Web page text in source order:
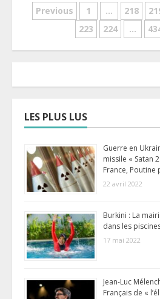
Pagination
Previous 1 … 218
223
224 …
LES PLUS LUS
Guerre en
missile « Satan
France, Poutine
22 avril 2022
Burkini : La
dans les
17 mai 2022
Jean-Luc
Français de «